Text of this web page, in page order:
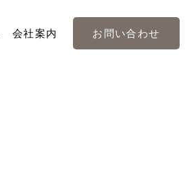
会社案内 お問い合わせ